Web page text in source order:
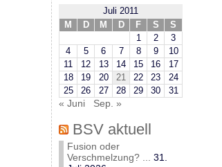
Juli 2011
M
D M D F S
S
1
2
3
4
5 6 7 8 9
10
11
12 13 14 15 16
17
18
19 20 21 22 23
24
25
26 27 28 29 30 31
« Juni Sep. »
BSV aktuell
Fusion oder
Verschmelzung? ...
31.